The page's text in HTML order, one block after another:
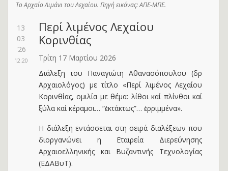
Το Αρχαίο Λιμάνι του Λεχαίου. Πηγή εικόνας: ΑΠΕ-ΜΠΕ.
13
03
'26
12:20
Περί λιμένος Λεχαίου
Κορινθίας
Τρίτη 17 Μαρτίου 2026
Διάλεξη του Παναγιώτη Αθανασόπουλου (δρ
Αρχαιολόγος) με τίτλο «Περί λιμένος Λεχαίου
Κορινθίας, ομιλία με θέμα: λίθοι καί πλίνθοι καί
ξύλα καί κέραμοι… “ἐκτάκτως”… ἐρριμμένα».
H διάλεξη εντάσσεται στη σειρά διαλέξεων που
διοργανώνει η Εταιρεία Διερεύνησης
Αρχαιοελληνικής και Βυζαντινής Τεχνολογίας
(ΕΔΑΒυΤ).